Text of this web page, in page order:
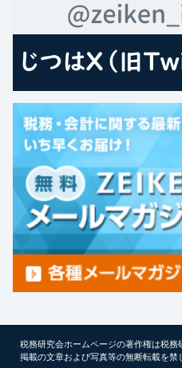
税務研究会ホームページの著作権は税務
掲載の文章および写真等の無断転載を禁